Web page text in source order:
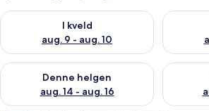
I kveld
aug. 9 - aug. 10
Sjekk tilgjengelighet for i kveld, aug. 9 -
Sjekk
Denne helgen
aug. 14 - aug. 16
Sjekk tilgjengelighet for denne helgen,
Sjekk